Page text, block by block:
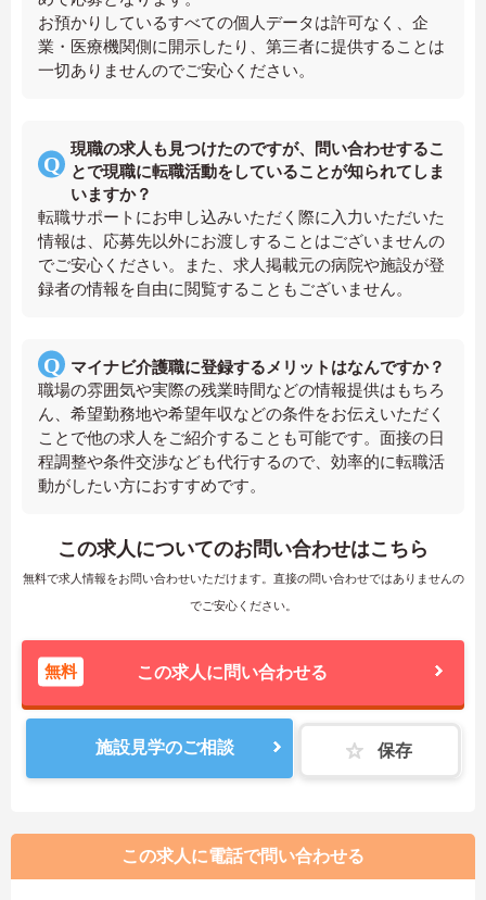
お預かりしているすべての個人データは許可なく、企
業・医療機関側に開示したり、第三者に提供することは
一切ありませんのでご安心ください。
現職の求人も見つけたのですが、問い合わせするこ
とで現職に転職活動をしていることが知られてしま
いますか？
転職サポートにお申し込みいただく際に入力いただいた
情報は、応募先以外にお渡しすることはございませんの
でご安心ください。また、求人掲載元の病院や施設が登
録者の情報を自由に閲覧することもございません。
マイナビ介護職に登録するメリットはなんですか？
職場の雰囲気や実際の残業時間などの情報提供はもちろ
ん、希望勤務地や希望年収などの条件をお伝えいただく
ことで他の求人をご紹介することも可能です。面接の日
程調整や条件交渉なども代行するので、効率的に転職活
動がしたい方におすすめです。
この求人についてのお問い合わせはこちら
無料で求人情報をお問い合わせいただけます。直接の問い合わせではありませんの
でご安心ください。
無料 この求人に問い合わせる
施設見学のご相談 保存
この求人に電話で問い合わせる